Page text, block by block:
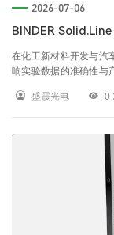
2026-07-06
在化工新材料开发与汽
响实验数据的准确性与
再添新成员——FD-S
质，以
盛霞光电 0